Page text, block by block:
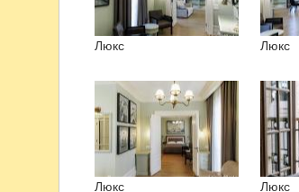
Люкс Люкс
Люкс Люкс